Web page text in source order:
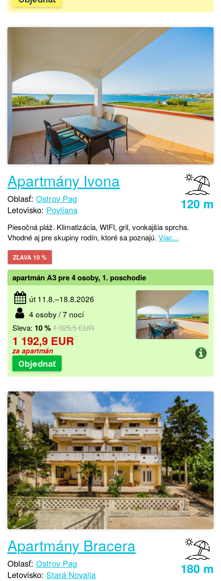
120 m
Apartmány Ivona
Oblasť: Ostrov Pag
Letovisko: Povljana
Piesočná pláž. Klimatizácia, WIFI, gril, vonkajšia sprcha.
Vhodné aj pre skupiny rodín, ktoré sa poznajú. Viac...
ZĽAVA 10 %
apartmán A3 pre 4 osoby, 1. poschodie
út 11.8.–18.8.2026
4 osoby / 7 nocí
Sleva: 10 %1 325,5 EUR
1 192,9 EUR
za apartmán
Objednať
180 m
Apartmány Bracera
Oblasť: Ostrov Pag
Letovisko: Stará Novalja